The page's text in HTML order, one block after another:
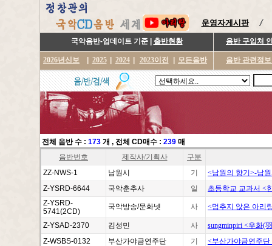
운영자게시판
국악음반-업데이트 기준 | 출반현황 음반 구입처
2026년신보 2025 2024 2023이전 모든음반 음반 관련정
전체 음반 수 : 173 개 , 전체 CD매수 : 239 매
음반번호
제작사/기획사
구분
ZZ-NWS-1
남원시 기
<남원의 향기>-남
Z-YSRD-6644
국악춘추사 일
초등학교 교과서 <
Z-YSRD-
5741(2CD)
국악방송/문화넷 사 <멈추지 않은 아리
Z-YSAD-2370 김성민 사
sungminpiri <우화(
Z-WSBS-0132
부산가야금연주단 기
<부산가야금연주